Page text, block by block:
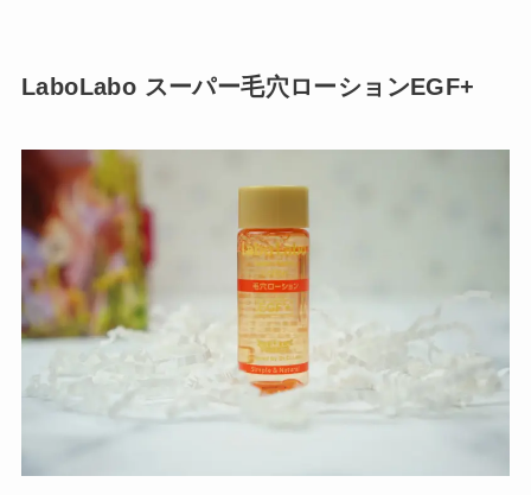
LaboLabo スーパー毛穴ローションEGF+